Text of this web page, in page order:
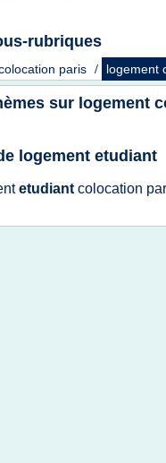
rubriques
paris / logement
sur logement
logement etudiant
etudiant colocation